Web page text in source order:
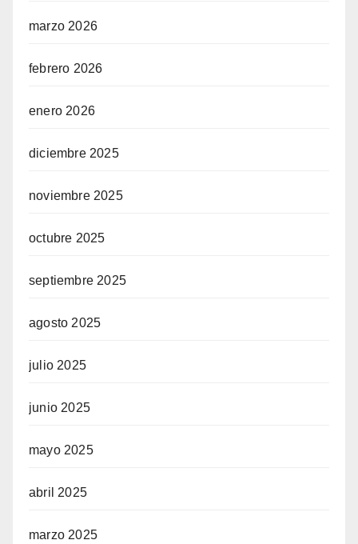
marzo 2026
febrero 2026
enero 2026
diciembre 2025
noviembre 2025
octubre 2025
septiembre 2025
agosto 2025
julio 2025
junio 2025
mayo 2025
abril 2025
marzo 2025